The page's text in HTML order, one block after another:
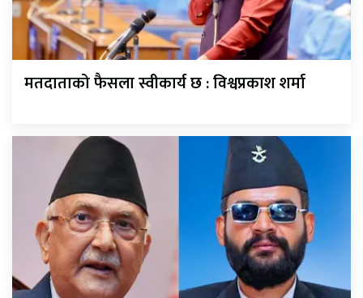
मतदाताको फैसला स्वीकार्य छ : विश्वप्रकाश शर्मा